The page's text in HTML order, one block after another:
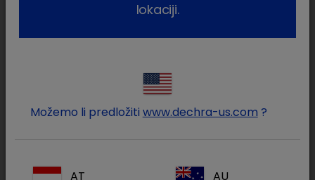
Suzite svoje rezultate
Proizvodi za njegu
Vrsta proizvoda / Proizvodi za njegu
Terapijsko područje / Dezinficijensi
lokaciji.
Možemo li predložiti www.dechra-us.com ?
AT AU